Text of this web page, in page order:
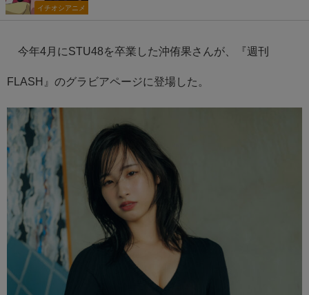
イチオシアニメ
今年4月にSTU48を卒業した沖侑果さんが、『週刊
FLASH』のグラビアページに登場した。